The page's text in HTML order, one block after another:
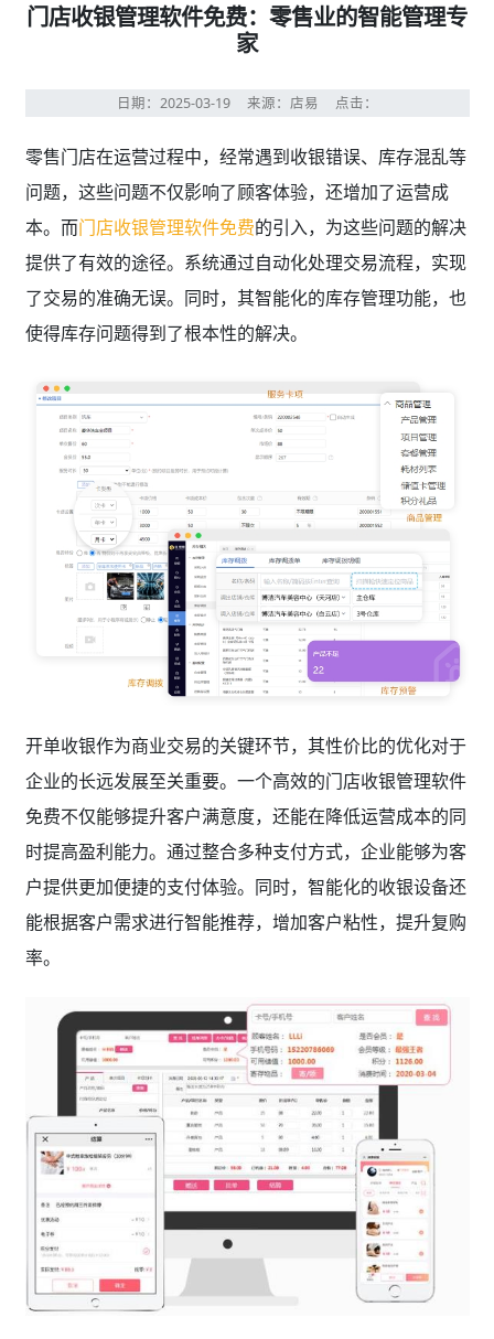
门店收银管理软件免费：零售业的智能管理专
家
日期：2025-03-19 来源：店易 点击：
零售门店在运营过程中，经常遇到收银错误、库存混乱等
问题，这些问题不仅影响了顾客体验，还增加了运营成
本。而门店收银管理软件免费的引入，为这些问题的解决
提供了有效的途径。系统通过自动化处理交易流程，实现
了交易的准确无误。同时，其智能化的库存管理功能，也
使得库存问题得到了根本性的解决。
开单收银作为商业交易的关键环节，其性价比的优化对于
企业的长远发展至关重要。一个高效的门店收银管理软件
免费不仅能够提升客户满意度，还能在降低运营成本的同
时提高盈利能力。通过整合多种支付方式，企业能够为客
户提供更加便捷的支付体验。同时，智能化的收银设备还
能根据客户需求进行智能推荐，增加客户粘性，提升复购
率。